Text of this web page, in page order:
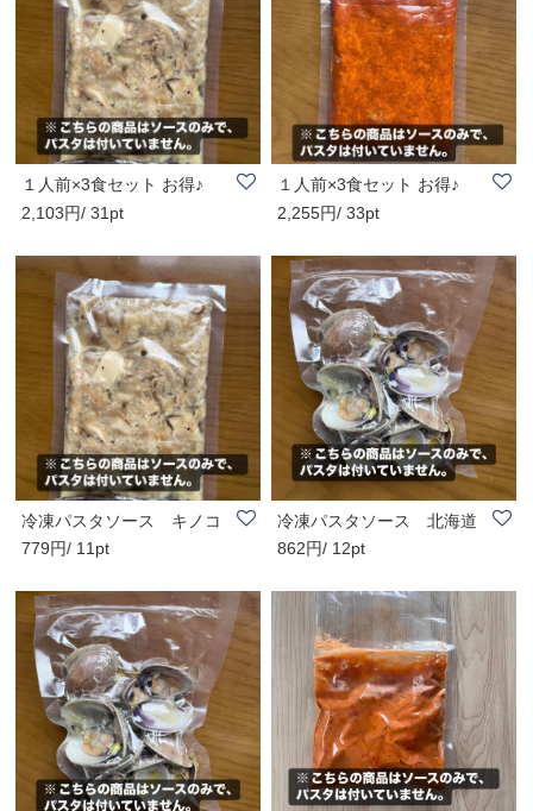
１人前×3食セット お得♪
冷凍パスタソー..
2,103円/ 31pt
１人前×3食セット お得♪
冷凍パスタソー..
2,255円/ 33pt
冷凍パスタソース キノコ
と自家製ソーセ..
779円/ 11pt
冷凍パスタソース 北海道
厚岸産アサリの..
862円/ 12pt